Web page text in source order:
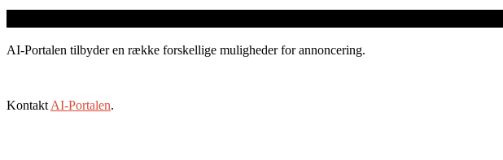
AI-Portalen tilbyder en række forskellige muligheder for annoncering.
Kontakt AI-Portalen.